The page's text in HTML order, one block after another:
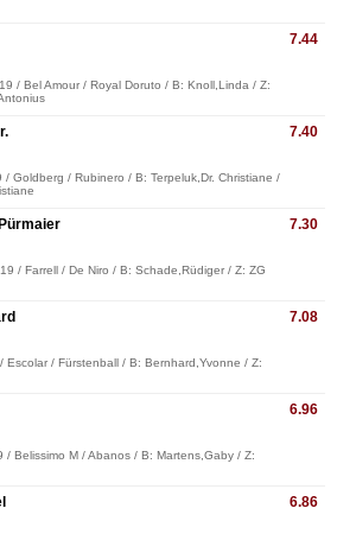
7.44
/ Bel Amour / Royal Doruto / B: Knoll,Linda / Z:
7.40
/ Goldberg / Rubinero / B: Terpeluk,Dr. Christiane /
7.30
/ Farrell / De Niro / B: Schade,Rüdiger / Z: ZG
7.08
Escolar / Fürstenball / B: Bernhard,Yvonne / Z:
6.96
/ Belissimo M / Abanos / B: Martens,Gaby / Z:
6.86